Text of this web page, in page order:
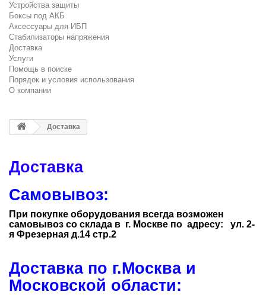
Устройства защиты
Боксы под АКБ
Аксессуары для ИБП
Стабилизаторы напряжения
Доставка
Услуги
Помощь в поиске
Порядок и условия использования
О компании
Доставка
Доставка
Самовывоз:
При покупке оборудования всегда возможен
самовывоз со склада в г. Москве по адресу: ул. 2-
я Фрезерная д.14 стр.2
Доставка по г.Москва и
Московской области: